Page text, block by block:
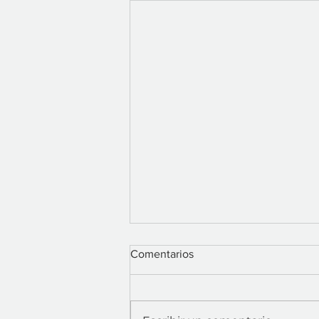
Comentarios